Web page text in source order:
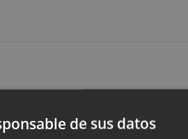
ya tiene la garantía de que
del PAI del golf, un
de sus datos